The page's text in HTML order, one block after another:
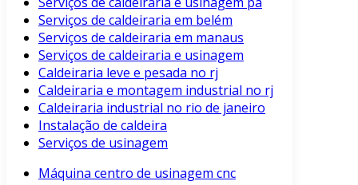
Serviços de caldeiraria em belém
Serviços de caldeiraria em manaus
Serviços de caldeiraria e usinagem
Caldeiraria leve e pesada no rj
Caldeiraria e montagem industrial no rj
Caldeiraria industrial no rio de janeiro
Instalação de caldeira
Serviços de usinagem
Máquina centro de usinagem cnc